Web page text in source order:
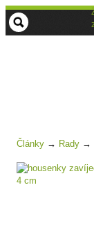
Články → Rady →